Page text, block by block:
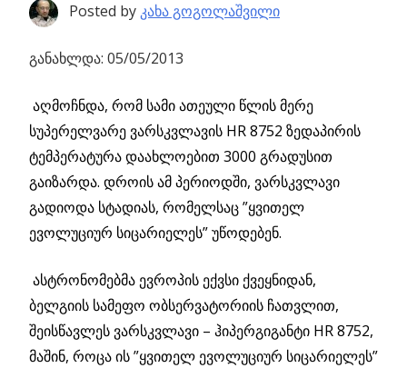
Posted by კახა გოგოლაშვილი
განახლდა: 05/05/2013
აღმოჩნდა, რომ სამი ათეული წლის მერე
სუპერელვარე ვარსკვლავის HR 8752 ზედაპირის
ტემპერატურა დაახლოებით 3000 გრადუსით
გაიზარდა. დროის ამ პერიოდში, ვარსკვლავი
გადიოდა სტადიას, რომელსაც ”ყვითელ
ევოლუციურ სიცარიელეს” უწოდებენ.
ასტრონომებმა ევროპის ექვსი ქვეყნიდან,
ბელგიის სამეფო ობსერვატორიის ჩათვლით,
შეისწავლეს ვარსკვლავი – ჰიპერგიგანტი HR 8752,
მაშინ, როცა ის ”ყვითელ ევოლუციურ სიცარიელეს”